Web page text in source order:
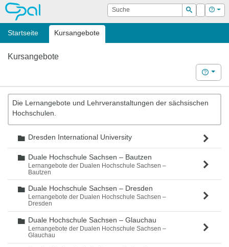
OPAL Suche
Suchen
Login Hilfe
Startseite Kursangebote
Kursangebote
Hilfe
Die Lernangebote und Lehrveranstaltungen der sächsischen
Hochschulen.
Ordner
Dresden International University
Ordner
Duale Hochschule Sachsen – Bautzen
Lernangebote der Dualen Hochschule Sachsen –
Bautzen
Ordner
Duale Hochschule Sachsen – Dresden
Lernangebote der Dualen Hochschule Sachsen –
Dresden
Ordner
Duale Hochschule Sachsen – Glauchau
Lernangebote der Dualen Hochschule Sachsen –
Glauchau